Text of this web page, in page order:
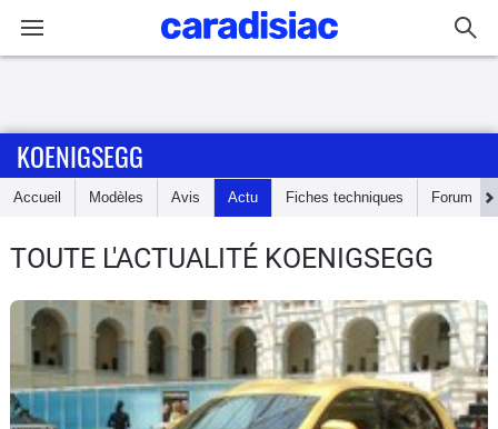
Accueil
Essais
Guide
d'achat
Electriques
KOENIGSEGG
Accueil Modèles Avis Actu Fiches techniques Forum
TOUTE L'ACTUALITÉ KOENIGSEGG